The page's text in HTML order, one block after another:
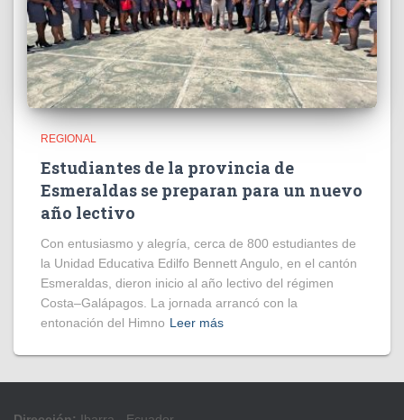
REGIONAL
Estudiantes de la provincia de
Esmeraldas se preparan para un nuevo
año lectivo
Con entusiasmo y alegría, cerca de 800 estudiantes de
la Unidad Educativa Edilfo Bennett Angulo, en el cantón
Esmeraldas, dieron inicio al año lectivo del régimen
Costa–Galápagos. La jornada arrancó con la
entonación del Himno Leer más